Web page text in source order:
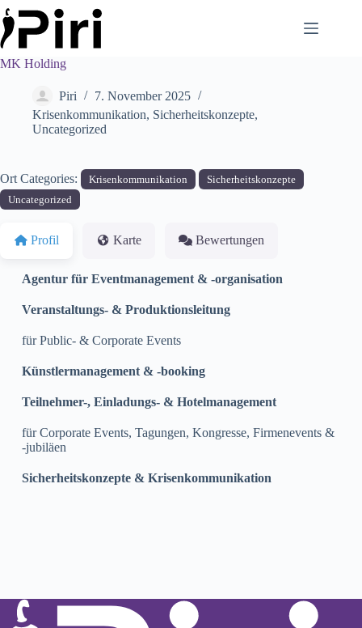
Skip
to
content
MK Holding
Piri
7. November 2025
Krisenkommunikation, Sicherheitskonzepte,
Uncategorized
Ort Categories: Krisenkommunikation
Sicherheitskonzepte
Uncategorized
Profil Karte Bewertungen
Agentur für Eventmanagement & -organisation
Veranstaltungs- & Produktionsleitung
für Public- & Corporate Events
Künstlermanagement & -booking
Teilnehmer-, Einladungs- & Hotelmanagement
für Corporate Events, Tagungen, Kongresse, Firmenevents &
-jubiläen
Sicherheitskonzepte & Krisenkommunikation